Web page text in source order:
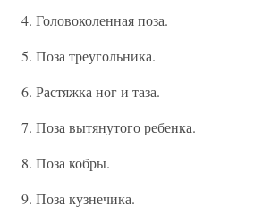
4. Головоколенная поза.
5. Поза треугольника.
6. Растяжка ног и таза.
7. Поза вытянутого ребенка.
8. Поза кобры.
9. Поза кузнечика.